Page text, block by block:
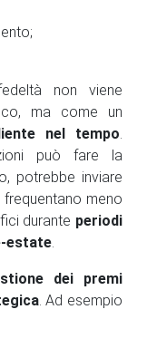
non viene
ma come un
nel tempo.
può fare la
potrebbe inviare
meno
durante periodi
estate.
dei premi
. Ad esempio